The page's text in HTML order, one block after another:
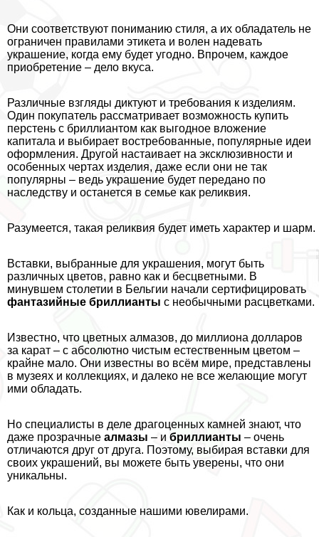
Они соответствуют пониманию стиля, а их обладатель не
ограничен правилами этикета и волен надевать
украшение, когда ему будет угодно. Впрочем, каждое
приобретение – дело вкуса.
Различные взгляды диктуют и требования к изделиям.
Один покупатель рассматривает возможность купить
перстень с бриллиантом как выгодное вложение
капитала и выбирает востребованные, популярные идеи
оформления. Другой настаивает на эксклюзивности и
особенных чертах изделия, даже если они не так
популярны – ведь украшение будет передано по
наследству и останется в семье как реликвия.
Разумеется, такая реликвия будет иметь хаpaктер и шарм.
Вставки, выбранные для украшения, могут быть
различных цветов, равно как и бесцветными. В
минувшем столетии в Бельгии начали сертифицировать
фантазийные бриллианты с необычными расцветками.
Известно, что цветных алмaзoв, до миллиона долларов
за карат – с абсолютно чистым естественным цветом –
крайне мало. Они известны во всём мире, представлены
в музеях и коллекциях, и далеко не все желающие могут
ими обладать.
Но специалисты в деле драгоценных камней знают, что
даже прозрачные алмазы – и бриллианты – очень
отличаются друг от друга. Поэтому, выбирая вставки для
своих украшений, вы можете быть уверены, что они
уникальны.
Как и кольца, созданные нашими ювелирами.